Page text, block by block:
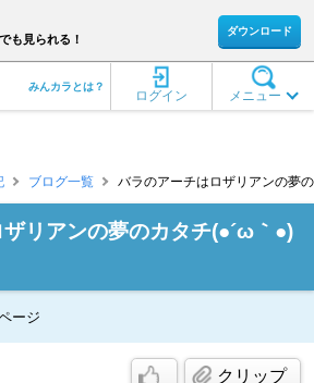
も見られる！
ダウンロード
メニュー
ログイン
みんカラとは？
ブログ一覧 バラのアーチはロザリアンの夢
リアンの夢のカタチ(●´ω｀●)
ージ
クリップ